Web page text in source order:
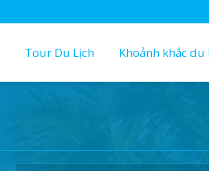
Tour Du Lịch Khoảnh khắc du